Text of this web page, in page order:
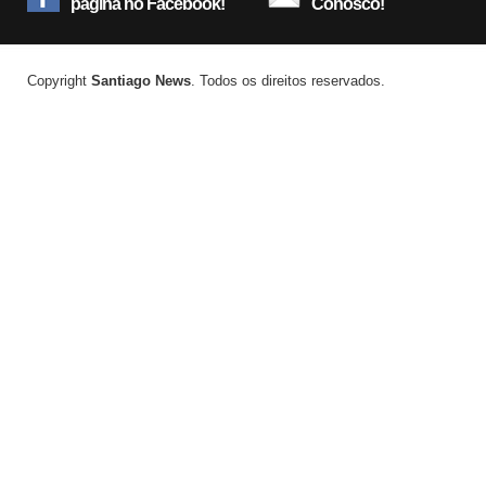
página no Facebook! Conosco!
Copyright Santiago News. Todos os direitos reservados.